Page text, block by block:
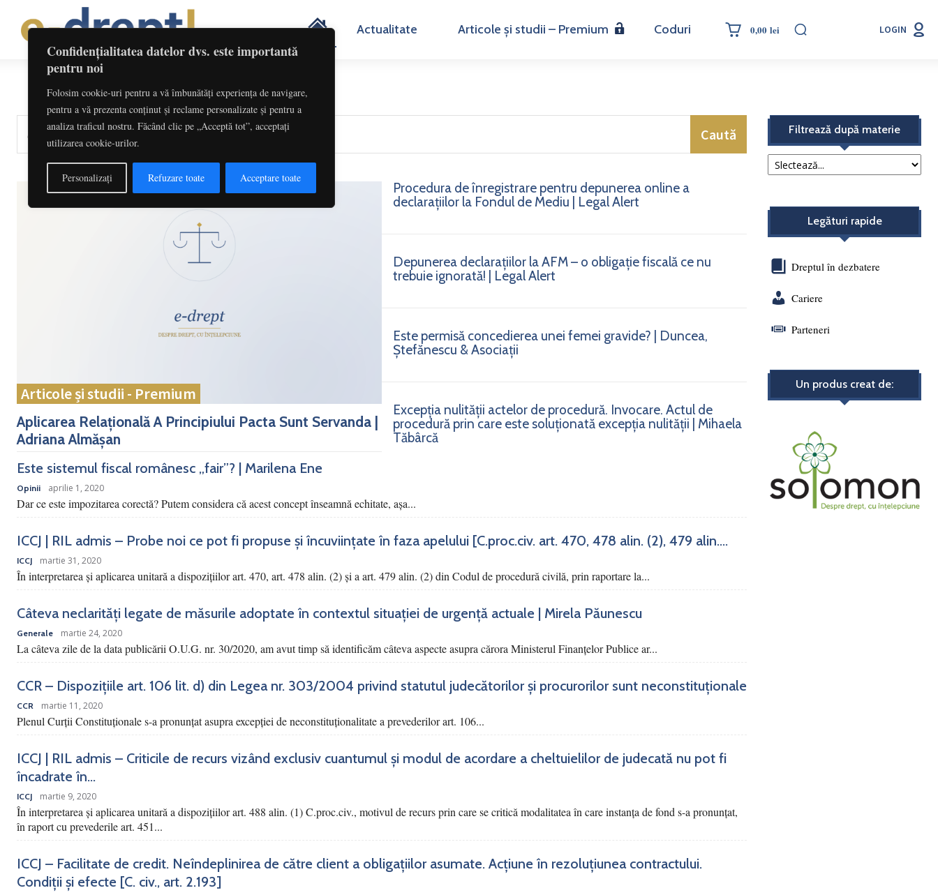
Confidențialitatea datelor dvs. este importantă
pentru noi
Folosim cookie-uri pentru a vă îmbunătăți experiența de navigare,
pentru a vă prezenta conținut și reclame personalizate și pentru a
analiza traficul nostru. Făcând clic pe „Acceptă tot”, acceptați
utilizarea cookie-urilor.
Personalizați Refuzare toate Acceptare toate
H Actualitate Articole și studii – Premium Coduri 0,00 lei LOGIN
cuvinte-cheie, titlu articol, autor Caută
Articole și studii - Premium
Aplicarea Relațională A Principiului Pacta Sunt Servanda |
Adriana Almășan
Procedura de înregistrare pentru depunerea online a
declarațiilor la Fondul de Mediu | Legal Alert
Depunerea declarațiilor la AFM – o obligație fiscală ce nu
trebuie ignorată! | Legal Alert
Este permisă concedierea unei femei gravide? | Duncea,
Ștefănescu & Asociații
Excepția nulității actelor de procedură. Invocare. Actul de
procedură prin care este soluționată excepția nulității | Mihaela
Tăbârcă
Este sistemul fiscal românesc „fair”? | Marilena Ene
Opinii aprilie 1, 2020
Dar ce este impozitarea corectă? Putem considera că acest concept înseamnă echitate, așa...
ICCJ | RIL admis – Probe noi ce pot fi propuse și încuviințate în faza apelului [C.proc.civ. art. 470, 478 alin. (2), 479 alin....
ICCJ martie 31, 2020
În interpretarea şi aplicarea unitară a dispoziţiilor art. 470, art. 478 alin. (2) şi a art. 479 alin. (2) din Codul de procedură civilă, prin raportare la...
Câteva neclarități legate de măsurile adoptate în contextul situației de urgență actuale | Mirela Păunescu
Generale martie 24, 2020
La câteva zile de la data publicării O.U.G. nr. 30/2020, am avut timp să identificăm câteva aspecte asupra cărora Ministerul Finanțelor Publice ar...
CCR – Dispozițiile art. 106 lit. d) din Legea nr. 303/2004 privind statutul judecătorilor și procurorilor sunt neconstituționale
CCR martie 11, 2020
Plenul Curții Constituționale s-a pronunțat asupra excepției de neconstituționalitate a prevederilor art. 106...
ICCJ | RIL admis – Criticile de recurs vizând exclusiv cuantumul și modul de acordare a cheltuielilor de judecată nu pot fi
încadrate în...
ICCJ martie 9, 2020
În interpretarea și aplicarea unitară a dispozițiilor art. 488 alin. (1) C.proc.civ., motivul de recurs prin care se critică modalitatea în care instanța de fond s-a pronunțat,
în raport cu prevederile art. 451...
ICCJ – Facilitate de credit. Neîndeplinirea de către client a obligațiilor asumate. Acțiune în rezoluțiunea contractului.
Condiții și efecte [C. civ., art. 2.193]
Filtrează după materie
Legături rapide
Dreptul în dezbatere
Cariere
Parteneri
Un produs creat de: